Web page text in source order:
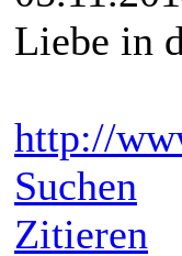
Liebe in
http://
Suchen
Zitieren